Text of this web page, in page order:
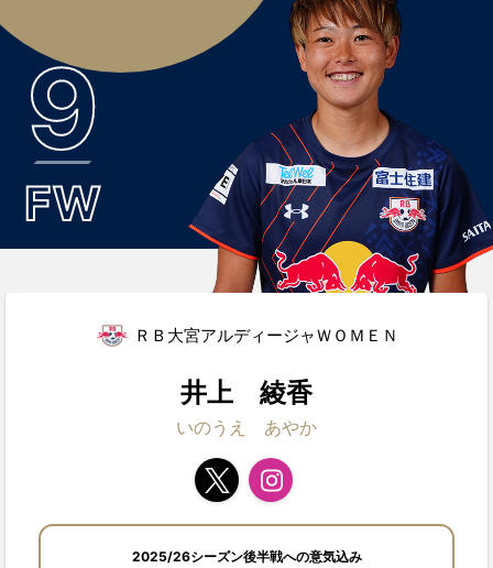
9
FW
ＲＢ大宮アルディージャＷＯＭＥＮ
井上 綾香
いのうえ あやか
2025/26シーズン後半戦への意気込み